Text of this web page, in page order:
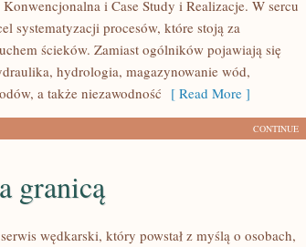
i Case Study i Realizacje. W sercu
systematyzacji procesów, które stoją za
ścieków. Zamiast ogólników pojawiają się
hydrologia, magazynowanie wód,
a także niezawodność [ Read More ]
CONTINUE
granicą
wędkarski, który powstał z myślą o osobach,